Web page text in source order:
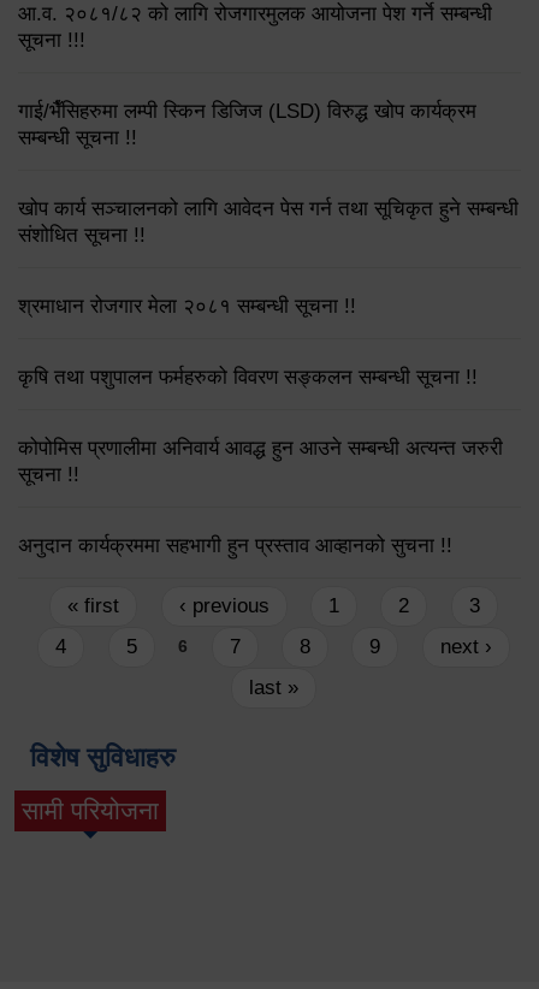
आ.व. २०८१/८२ को लागि रोजगारमुलक आयोजना पेश गर्ने सम्बन्धी
सूचना !!!
गाई/भैँसिहरुमा लम्पी स्किन डिजिज (LSD) विरुद्ध खोप कार्यक्रम
सम्बन्धी सूचना !!
खोप कार्य सञ्चालनको लागि आवेदन पेस गर्न तथा सूचिकृत हुने सम्बन्धी
संशोधित सूचना !!
श्रमाधान रोजगार मेला २०८१ सम्बन्धी सूचना !!
कृषि तथा पशुपालन फर्महरुको विवरण सङ्कलन सम्बन्धी सूचना !!
कोपोमिस प्रणालीमा अनिवार्य आवद्ध हुन आउने सम्बन्धी अत्यन्त जरुरी
सूचना !!
अनुदान कार्यक्रममा सहभागी हुन प्रस्ताव आव्हानको सुचना !!
Pages
« first ‹ previous 1 2
3
4
5 6 7 8 9
next ›
last »
विशेष सुविधाहरु
सामी परियोजना
(active tab)